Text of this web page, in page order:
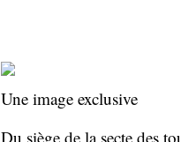
Une image exclusive
Du siège de la secte des